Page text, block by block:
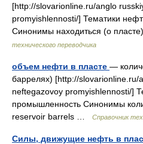
[http://slovarionline.ru/anglo
promyishlennosti/] Тематики
Синонимы находиться (о
технического переводчика
объем нефти в пласте —
баррелях) [http://slovarionline.ru/
neftegazovoy promyishlennosti/]
промышленность Синонимы
reservoir barrels …
Справочник
Силы, движущие нефть в